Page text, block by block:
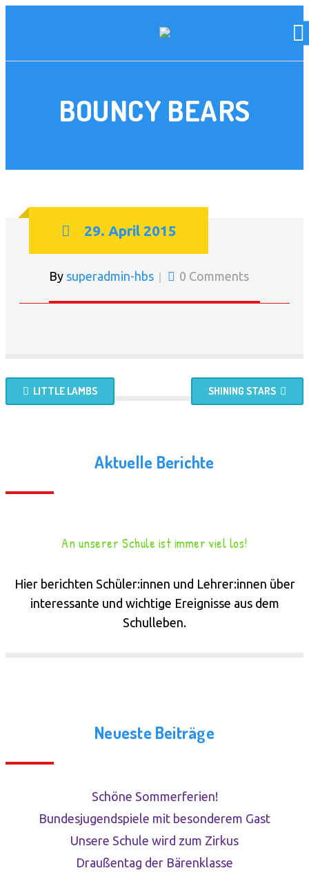
BOUNCY BEARS
29. April 2015
By superadmin-hbs 0 Comments
LITTLE LAMBS SHINING STARS
Aktuelle Berichte
An unserer Schule ist immer viel los!
Hier berichten Schüler:innen und Lehrer:innen über
interessante und wichtige Ereignisse aus dem
Schulleben.
Neueste Beiträge
Schöne Sommerferien!
Bundesjugendspiele mit besonderem Gast
Unsere Schule wird zum Zirkus
Draußentag der Bärenklasse